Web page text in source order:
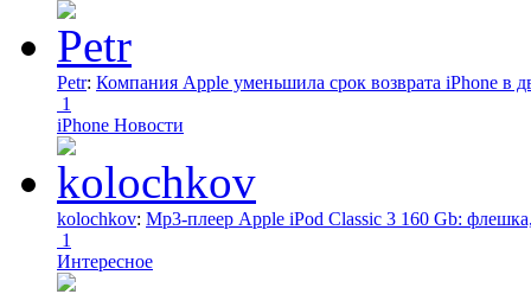
Petr: Компания Apple уменьшила срок возврата iPhone в
1
iPhone Новости
kolochkov: Mp3-плеер Apple iPod Classic 3 160 Gb:
1
Интересное